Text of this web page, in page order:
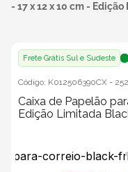
- 17 x 12 x 10 cm -
Frete Grátis Sul e Sudeste
Código: K012506390CX -
Caixa de Papelão
Edição Limitada